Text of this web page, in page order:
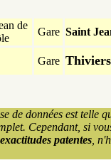
de
Gare Saint
Gare Thiviers
de données est telle
Cependant, si
patentes ,